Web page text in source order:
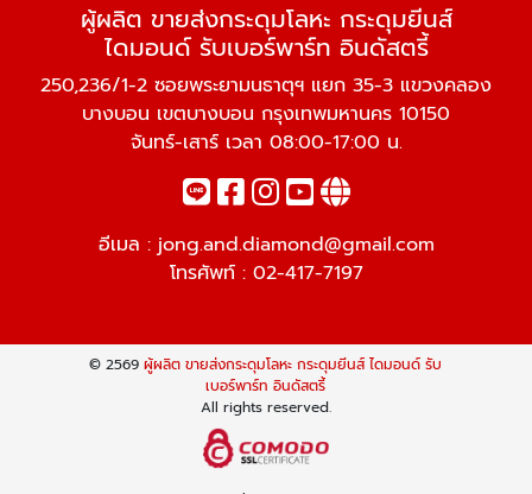
ผู้ผลิต ขายส่งกระดุมโลหะ กระดุมยีนส์
ไดมอนด์ รับเบอร์พาร์ท อินดัสตรี้
250,236/1-2 ซอยพระยามนธาตุฯ แยก 35-3 แขวงคลอง
บางบอน เขตบางบอน กรุงเทพมหานคร 10150
จันทร์-เสาร์ เวลา 08:00-17:00 น.
อีเมล : jong.and.diamond@gmail.com
โทรศัพท์ : 02-417-7197
© 2569ผู้ผลิต ขายส่งกระดุมโลหะ กระดุมยีนส์ ไดมอนด์ รับ
เบอร์พาร์ท อินดัสตรี้
All rights reserved.